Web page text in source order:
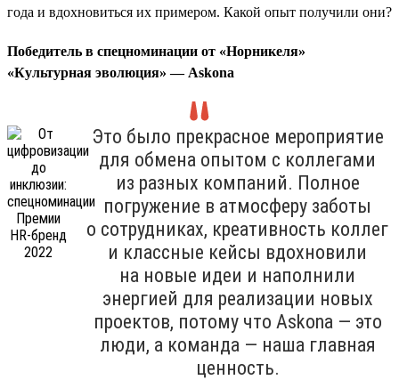
года и вдохновиться их примером. Какой опыт получили они?
Победитель в спецноминации от «Норникеля»
«Культурная эволюция» — Askona
Это было прекрасное мероприятие
для обмена опытом с коллегами
из разных компаний. Полное
погружение в атмосферу заботы
о сотрудниках, креативность коллег
и классные кейсы вдохновили
на новые идеи и наполнили
энергией для реализации новых
проектов, потому что Askona — это
люди, а команда — наша главная
ценность.